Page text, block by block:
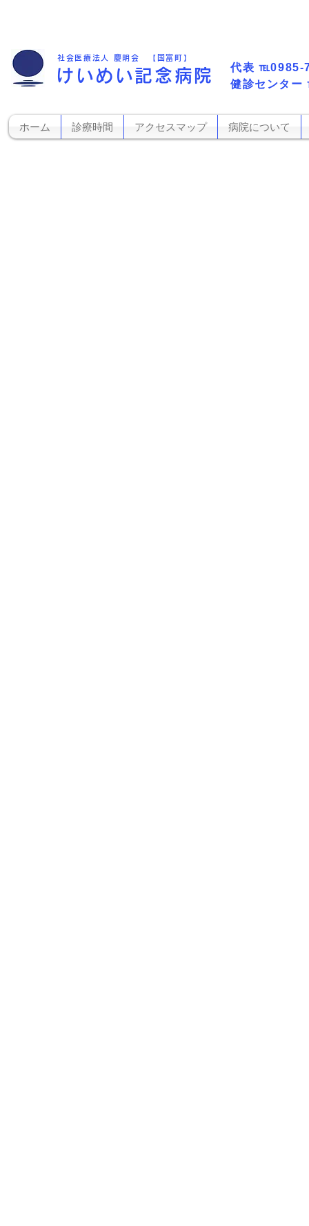
​健診センター
社会医療法人 慶明会 【国富町】
けいめい記念病院 代表​ ℡0985-
ホーム 診療時間 アクセスマップ 病院について